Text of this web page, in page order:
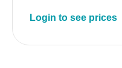
Login to see prices